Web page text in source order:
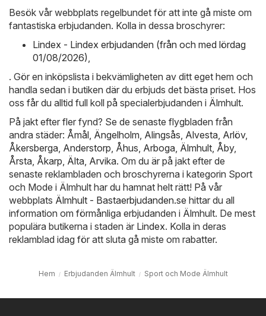
Besök vår webbplats regelbundet för att inte gå miste om
fantastiska erbjudanden. Kolla in dessa broschyrer:
Lindex - Lindex erbjudanden (från och med lördag
01/08/2026)
. Gör en inköpslista i bekvämligheten av ditt eget hem och
handla sedan i butiken där du erbjuds det bästa priset. Hos
oss får du alltid full koll på specialerbjudanden i Älmhult.
På jakt efter fler fynd? Se de senaste flygbladen från
andra städer: Åmål Ängelholm Alingsås Alvesta Arlöv,
Åkersberga Anderstorp Åhus Arboga Älmhult Åby,
Årsta Åkarp Älta Arvika. Om du är på jakt efter de
senaste reklambladen och broschyrerna i kategorin Sport
och Mode i Älmhult har du hamnat helt rätt! På vår
webbplats Älmhult - Bastaerbjudanden.se hittar du all
information om förmånliga erbjudanden i Älmhult. De mest
populära butikerna i staden är Lindex. Kolla in deras
reklamblad idag för att sluta gå miste om rabatter.
Hem Erbjudanden Älmhult Sport och Mode Älmhult